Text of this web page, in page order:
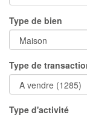
Type de bien
Type de
Type d'activité